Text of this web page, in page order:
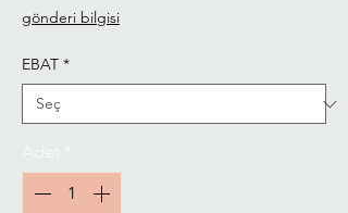
gönderi bilgisi
EBAT *